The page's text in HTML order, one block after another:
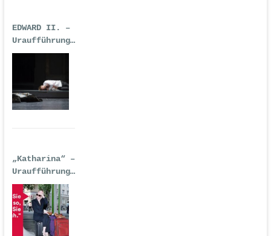
EDWARD II. –
Uraufführung
| Premiere:
Deutsche Oper
Berlin
„Katharina“ –
Uraufführung
| 14.
September
2016